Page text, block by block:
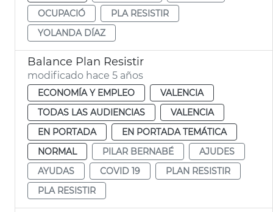
OCUPACIÓ
PLA RESISTIR
YOLANDA DÍAZ
Balance Plan Resistir
modificado hace 5 años
ECONOMÍA Y EMPLEO
VALENCIA
TODAS LAS AUDIENCIAS
VALENCIA
EN PORTADA
EN PORTADA TEMÁTICA
NORMAL
PILAR BERNABÉ
AJUDES
AYUDAS
COVID 19
PLAN RESISTIR
PLA RESISTIR